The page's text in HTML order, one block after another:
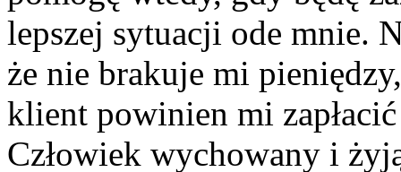
lepszej sytuacji ode mnie.
że nie brakuje mi
klient powinien mi
Człowiek wychowany i